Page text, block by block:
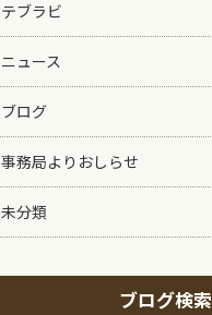
テブラビ
ニュース
ブログ
事務局よりおしらせ
未分類
ブログ検索